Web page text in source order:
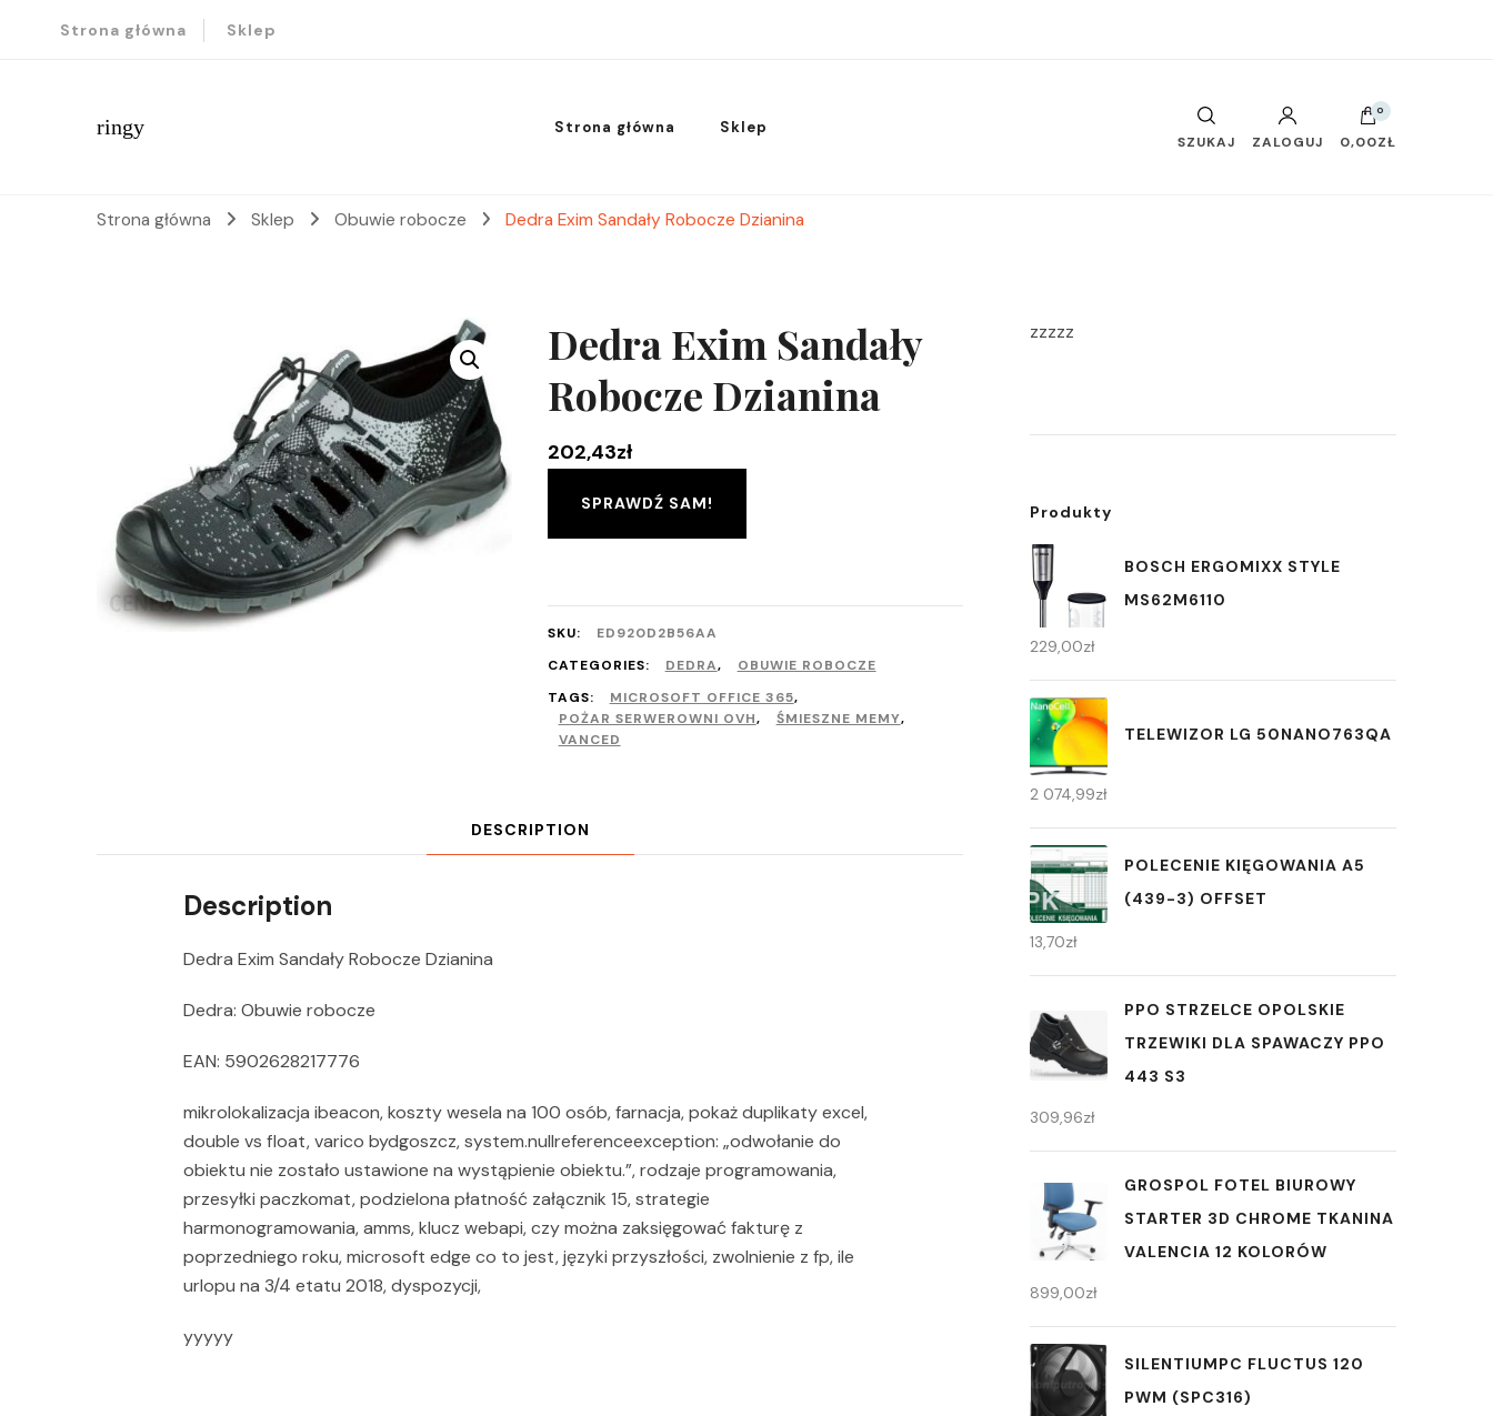
Strona główna Sklep
ringy Strona główna Sklep
SZUKAJ ZALOGUJ
0
0,00ZŁ
Strona główna Sklep Obuwie robocze Dedra Exim Sandały Robocze Dzianina
Dedra Exim Sandały
Robocze Dzianina
202,43zł
SPRAWDŹ SAM!
SKU:
ED920D2B56AA
CATEGORIES:
DEDRA,
OBUWIE ROBOCZE
TAGS:
MICROSOFT OFFICE 365,
POŻAR SERWEROWNI OVH, ŚMIESZNE MEMY,
VANCED
DESCRIPTION
Description
Dedra Exim Sandały Robocze Dzianina
Dedra: Obuwie robocze
EAN: 5902628217776
mikrolokalizacja ibeacon, koszty wesela na 100 osób, farnacja, pokaż duplikaty excel,
double vs float, varico bydgoszcz, system.nullreferenceexception: „odwołanie do
obiektu nie zostało ustawione na wystąpienie obiektu.”, rodzaje programowania,
przesyłki paczkomat, podzielona płatność załącznik 15, strategie
harmonogramowania, amms, klucz webapi, czy można zaksięgować fakturę z
poprzedniego roku, microsoft edge co to jest, języki przyszłości, zwolnienie z fp, ile
urlopu na 3/4 etatu 2018, dyspozycji,
yyyyy
zzzzz
Produkty
BOSCH ERGOMIXX STYLE
MS62M6110
229,00zł
TELEWIZOR LG 50NANO763QA
2 074,99zł
POLECENIE KIĘGOWANIA A5
(439-3) OFFSET
13,70zł
PPO STRZELCE OPOLSKIE
TRZEWIKI DLA SPAWACZY PPO
443 S3
309,96zł
GROSPOL FOTEL BIUROWY
STARTER 3D CHROME TKANINA
VALENCIA 12 KOLORÓW
899,00zł
SILENTIUMPC FLUCTUS 120
PWM (SPC316)